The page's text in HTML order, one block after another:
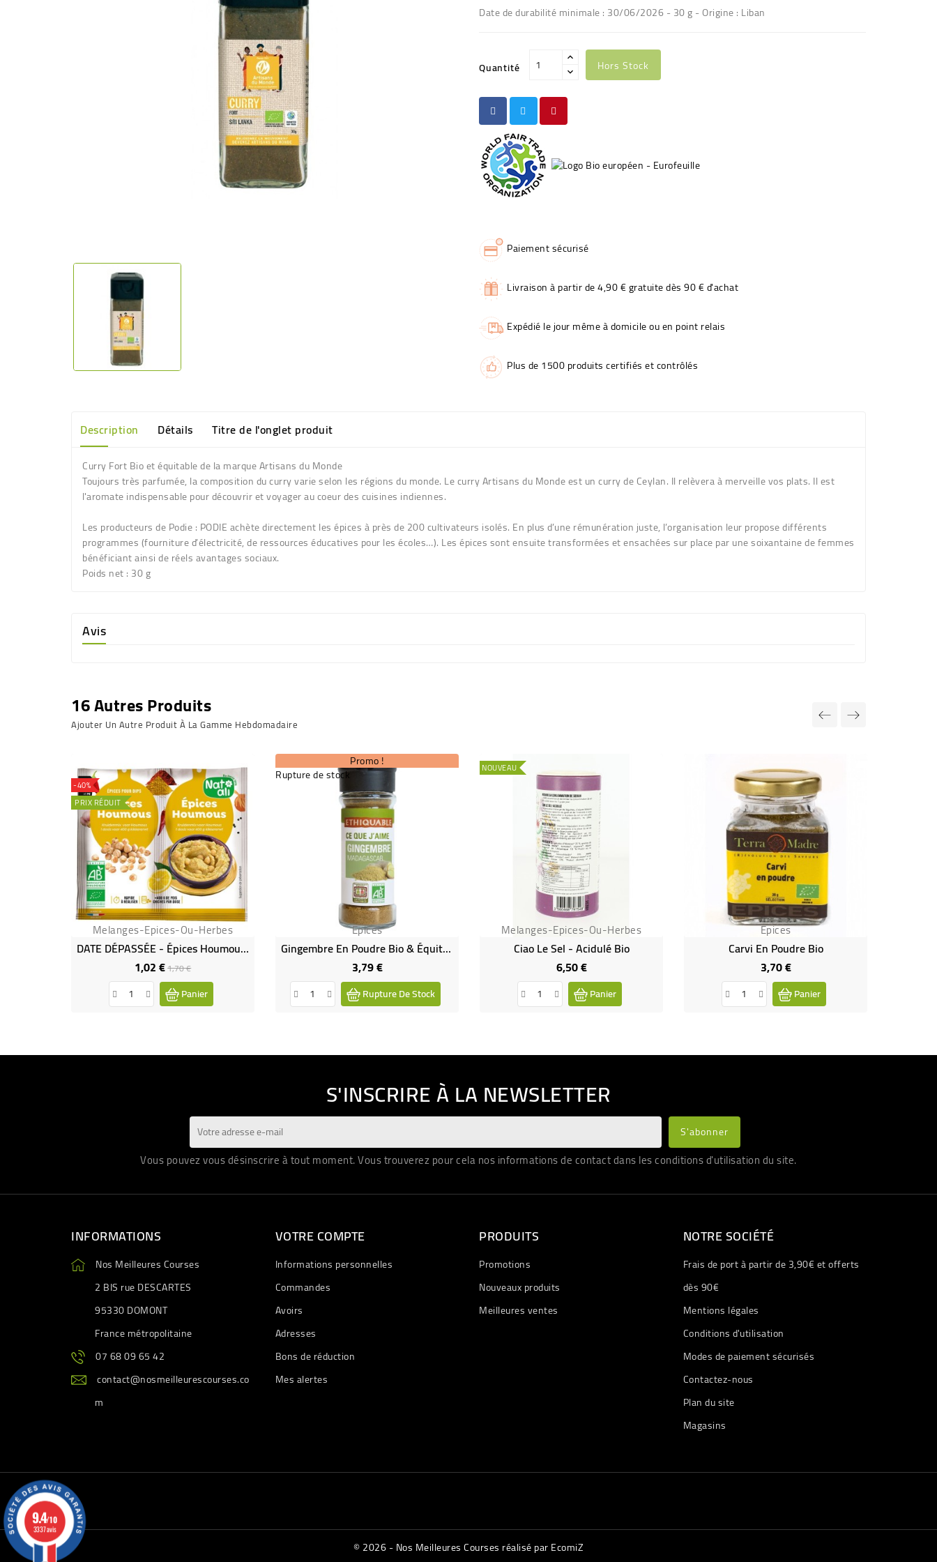
Date de durabilité minimale : 30/06/2026 - 30 g - Origine : Liban
Quantité Hors Stock
Paiement sécurisé
Livraison à partir de 4,90 € gratuite dès 90 € d'achat
Expédié le jour même à domicile ou en point relais
Plus de 1500 produits certifiés et contrôlés
Description Détails Titre de l'onglet produit
Curry Fort Bio et équitable de la marque Artisans du Monde
Toujours très parfumée, la composition du curry varie selon les régions du monde. Le curry Artisans du Monde est un curry de Ceylan. Il relèvera à merveille vos plats. Il est
l'aromate indispensable pour découvrir et voyager au coeur des cuisines indiennes.
Les producteurs de Podie : PODIE achète directement les épices à près de 200 cultivateurs isolés. En plus d’une rémunération juste, l’organisation leur propose différents
programmes (fourniture d’électricité, de ressources éducatives pour les écoles…). Les épices sont ensuite transformées et ensachées sur place par une soixantaine de femmes
bénéficiant ainsi de réels avantages sociaux.
Poids net : 30 g
Avis
16 Autres Produits
Ajouter Un Autre Produit À La Gamme Hebdomadaire
Melanges-Epices-Ou-Herbes
-40%
PRIX RÉDUIT
DATE DÉPASSÉE - Épices Houmous BIO
1,02 €Prix
de
base
1,70 €Prix
Panier
Promo !
Rupture de stock
Epices
Gingembre En Poudre Bio & Équitable
3,79 €Prix
Rupture De Stock
NOUVEAU
Melanges-Epices-Ou-Herbes
Ciao Le Sel - Acidulé Bio
6,50 €Prix
Panier
Epices
Carvi En Poudre Bio
3,70 €Prix
Panier
S'INSCRIRE À LA NEWSLETTER
Vous pouvez vous désinscrire à tout moment. Vous trouverez pour cela nos informations de contact dans les conditions d'utilisation du site.
INFORMATIONS
Nos Meilleures Courses
2 BIS rue DESCARTES
95330 DOMONT
France métropolitaine
07 68 09 65 42
contact@nosmeilleurescourses.co
m
VOTRE COMPTE
Informations personnelles
Commandes
Avoirs
Adresses
Bons de réduction
Mes alertes
PRODUITS
Promotions
Nouveaux produits
Meilleures ventes
NOTRE SOCIÉTÉ
Frais de port à partir de 3,90€ et offerts
dès 90€
Mentions légales
Conditions d'utilisation
Modes de paiement sécurisés
Contactez-nous
Plan du site
Magasins
© 2026 - Nos Meilleures Courses réalisé par EcomiZ
9.4/10
3337 avis